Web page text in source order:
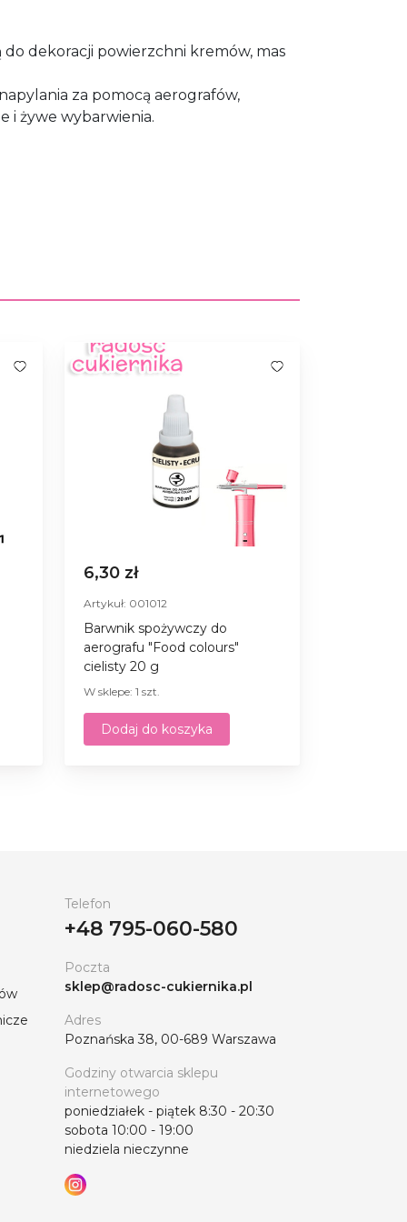
do dekoracji powierzchni kremów, mas
za pomocą aerografów,
i żywe wybarwienia.
6,30 zł
Artykuł: 001012
Barwnik spożywczy do
aerografu "Food colours"
cielisty 20 g
W sklepe: 1 szt.
Dodaj do koszyka
Telefon
+48 795-060-580
Poczta
sklep@radosc-cukiernika.pl
Adres
Poznańska 38, 00-689 Warszawa
Godziny otwarcia sklepu
internetowego
poniedziałek - piątek 8:30 - 20:30
sobota 10:00 - 19:00
niedziela nieczynne